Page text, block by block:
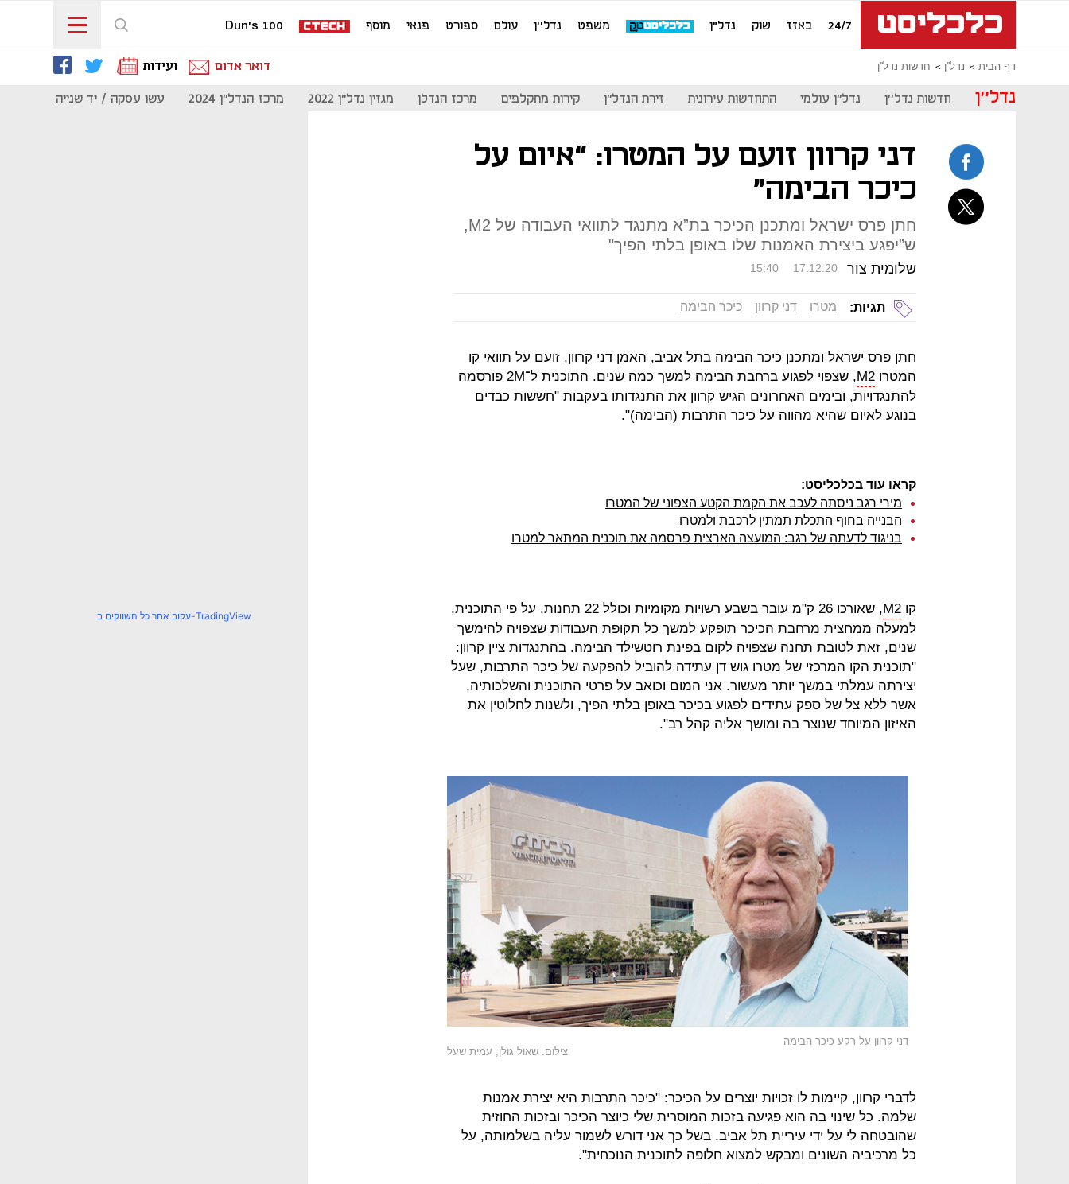
24/7 באזז שוק נדל"ן משפט נדל''ן עולם ספורט פנאי מוסף Dun's 100
דף הבית נדל''ן חדשות נדל''ן דואר אדום ועידות
נדל''ן חדשות נדל''ן נדל"ן עולמי התחדשות עירונית זירת הנדל"ן קירות מתקלפים מרכז הנדלן מגזין נדל"ן 2022 מרכז הנדל"ן 2024 עשו עסקה / יד שנייה
דני קרוון זועם על המטרו: “איום על
כיכר הבימה"
חתן פרס ישראל ומתכנן הכיכר בת”א מתנגד לתוואי העבודה של M2,
ש”יפגע ביצירת האמנות שלו באופן בלתי הפיך"
שלומית צור 15:40 17.12.20
תגיות: מטרו דני קרוון כיכר הבימה
חתן פרס ישראל ומתכנן כיכר הבימה בתל אביב, האמן דני קרוון, זועם על תוואי קו
המטרו M2
, שצפוי לפגוע ברחבת הבימה למשך כמה שנים. התוכנית ל־2M פורסמה
להתנגדויות, ובימים האחרונים הגיש קרוון את התנגדותו בעקבות "חששות כבדים
בנוגע לאיום שהיא מהווה על כיכר התרבות (הבימה)".
קראו עוד בכלכליסט:
מירי רגב ניסתה לעכב את הקמת הקטע הצפוני של המטרו
הבנייה בחוף התכלת תמתין לרכבת ולמטרו
בניגוד לדעתה של רגב: המועצה הארצית פרסמה את תוכנית המתאר למטרו
קו M2
, שאורכו 26 ק"מ עובר בשבע רשויות מקומיות וכולל 22 תחנות. על פי התוכנית,
למעלה ממחצית מרחבת הכיכר תופקע למשך כל תקופת העבודות שצפויה להימשך
שנים, זאת לטובת תחנה שצפויה לקום בפינת רוטשילד הבימה. בהתנגדות ציין קרוון:
"תוכנית הקו המרכזי של מטרו גוש דן עתידה להוביל להפקעה של כיכר התרבות, שעל
יצירתה עמלתי במשך יותר מעשור. אני המום וכואב על פרטי התוכנית והשלכותיה,
אשר ללא צל של ספק עתידים לפגוע בכיכר באופן בלתי הפיך, ולשנות לחלוטין את
האיזון המיוחד שנוצר בה ומושך אליה קהל רב".
דני קרוון על רקע כיכר הבימה
צילום: שאול גולן, עמית שעל
לדברי קרוון, קיימות לו זכויות יוצרים על הכיכר: "כיכר התרבות היא יצירת אמנות
שלמה. כל שינוי בה הוא פגיעה בזכות המוסרית שלי כיוצר הכיכר ובזכות החוזית
שהובטחה לי על ידי עיריית תל אביב. בשל כך אני דורש לשמור עליה בשלמותה, על
כל מרכיביה השונים ומבקש למצוא חלופה לתוכנית הנוכחית".
עקוב אחר כל השווקים ב-TradingView